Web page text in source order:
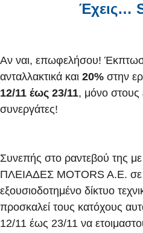
Ανταλλακτικά -
Η ιστορία μας
Subaru USED
Iστορίες
Test Drive
Έχεις…
Αν ναι, επωφελήσου!
ανταλλακτικά και 20% στην
12/11 έως 23/11, μόνο στους
συνεργάτες!
Συνεπής στο ραντεβού της
ΠΛΕΙΑΔΕΣ MOTORS A.E. σε
εξουσιοδοτημένο δίκτυο
προσκαλεί τους κατόχους
12/11 έως 23/11 να